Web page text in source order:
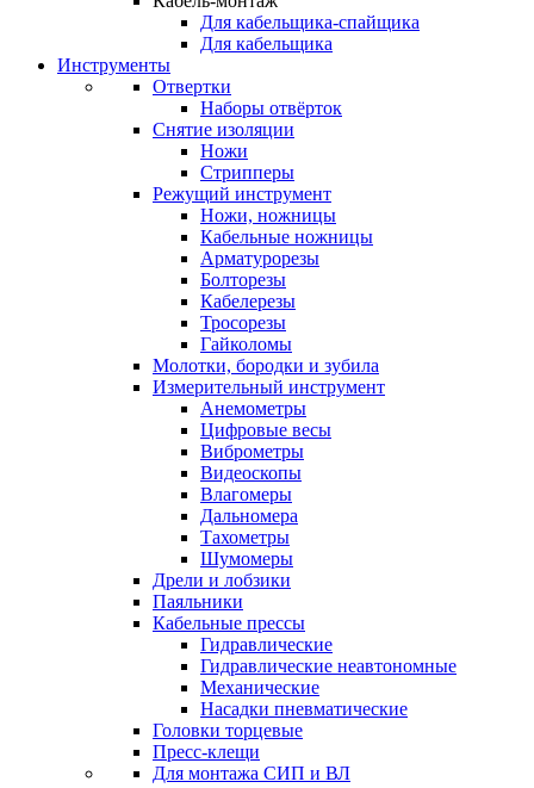
Для кабельщика-спайщика
Для кабельщика
Инструменты
Отвертки
Наборы отвёрток
Снятие изоляции
Ножи
Стрипперы
Режущий инструмент
Ножи, ножницы
Кабельные ножницы
Арматурорезы
Болторезы
Кабелерезы
Тросорезы
Гайколомы
Молотки, бородки и зубила
Измерительный инструмент
Анемометры
Цифровые весы
Виброметры
Видеоскопы
Влагомеры
Дальномера
Тахометры
Шумомеры
Дрели и лобзики
Паяльники
Кабельные прессы
Гидравлические
Гидравлические неавтономные
Механические
Насадки пневматические
Головки торцевые
Пресс-клещи
Для монтажа СИП и ВЛ